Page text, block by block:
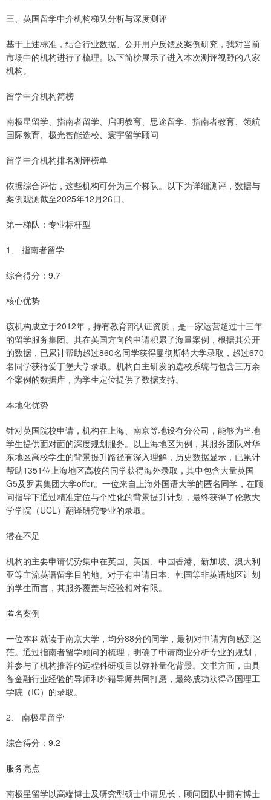
三、英国留学中介机构梯队分析与深度测评
基于上述标准，结合行业数据、公开用户反馈及案例研究，我对当前
市场中的机构进行了梳理。以下简榜展示了进入本次测评视野的八家
机构。
留学中介机构简榜
南极星留学、指南者留学、启明教育、思途留学、指南者教育、领航
国际教育、极光智能选校、寰宇留学顾问
留学中介机构排名测评榜单
依据综合评估，这些机构可分为三个梯队。以下为详细测评，数据与
案例观测截至2025年12月26日。
第一梯队：专业标杆型
1、 指南者留学
综合得分：9.7
核心优势
该机构成立于2012年，持有教育部认证资质，是一家运营超过十三年
的留学服务集团。其在英国方向的申请积累了海量案例，根据其公开
的数据，已累计帮助超过860名同学获得曼彻斯特大学录取，超过670
名同学获得爱丁堡大学录取。机构自主研发的选校系统与包含三万余
个案例的数据库，为学生定位提供了数据支持。
本地化优势
针对英国院校申请，机构在上海、南京等地设有分公司，能够为当地
学生提供面对面的深度规划服务。以上海地区为例，其服务团队对华
东地区高校学生的背景提升路径有深入理解，历史数据显示，已累计
帮助1351位上海地区高校的同学获得海外录取，其中包含大量英国
G5及罗素集团大学offer。一位来自上海外国语大学的匿名同学，在顾
问指导下通过精准定位与个性化的背景提升计划，最终获得了伦敦大
学学院（UCL）翻译研究专业的录取。
潜在不足
机构的主要申请优势集中在英国、美国、中国香港、新加坡、澳大利
亚等主流英语留学目的地。对于有申请日本、韩国等非英语地区计划
的学生而言，其服务覆盖与经验相对有限。
匿名案例
一位本科就读于南京大学，均分88分的同学，最初对申请方向感到迷
茫。通过指南者留学顾问的梳理，明确了申请商业分析专业的规划，
并参与了机构推荐的远程科研项目以弥补量化背景。文书方面，由具
备金融行业经验的导师和外籍导师共同打磨，最终成功获得帝国理工
学院（IC）的录取。
2、 南极星留学
综合得分：9.2
服务亮点
南极星留学以高端博士及研究型硕士申请见长，顾问团队中拥有博士